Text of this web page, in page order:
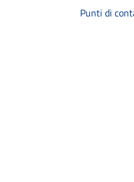
Punti di